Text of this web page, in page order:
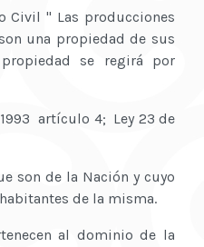
Civil " Las producciones
una propiedad de sus
se regirá por
artículo 4; Ley 23 de
son de la Nación y cuyo
de la misma.
al dominio de la